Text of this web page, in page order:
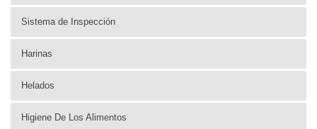
Sistema de Inspección
Harinas
Helados
Higiene De Los Alimentos